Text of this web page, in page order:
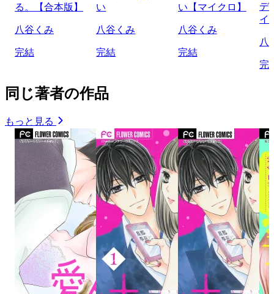
る。【合本版】
八谷くみ
完結
い
八谷くみ
完結
い【マイクロ】
八谷くみ
完結
デ
イ
八
完
同じ著者の作品
もっと見る